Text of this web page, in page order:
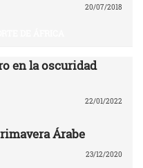
20/07/2018
en la oscuridad
22/01/2022
Árabe
23/12/2020